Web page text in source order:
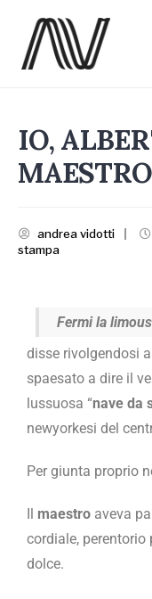
IO,
andrea vidotti
stampa
Fermi la
disse rivolgendosi
spaesato a dire il
lussuosa “nave da
newyorkesi del
Per giunta proprio
maestro aveva
cordiale,
dolce.